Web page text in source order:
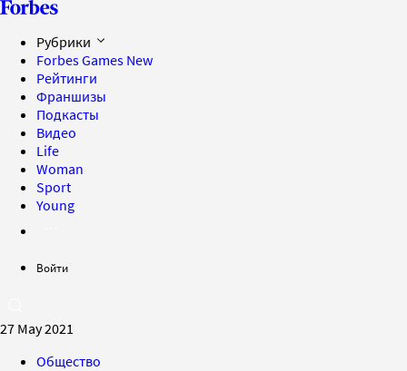
Рубрики
Forbes Games New
Рейтинги
Франшизы
Подкасты
Видео
Life
Woman
Sport
Young
Войти
27 May 2021
Общество